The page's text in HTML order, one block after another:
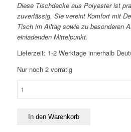
Diese Tischdecke aus Polyester ist
zuverlässig. Sie vereint Komfort mit
Tisch im Alltag sowie zu besonderen
einladenden Mittelpunkt.
Lieferzeit: 1-2 Werktage innerhalb
Nur noch 2 vorrätig
In den Warenkorb